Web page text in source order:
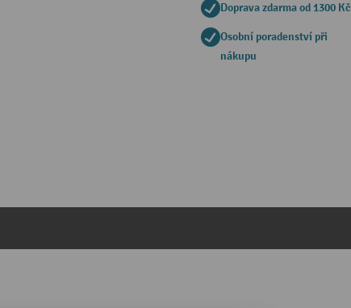
Doprava zdarma od 1300 Kč
Osobní poradenství při
nákupu